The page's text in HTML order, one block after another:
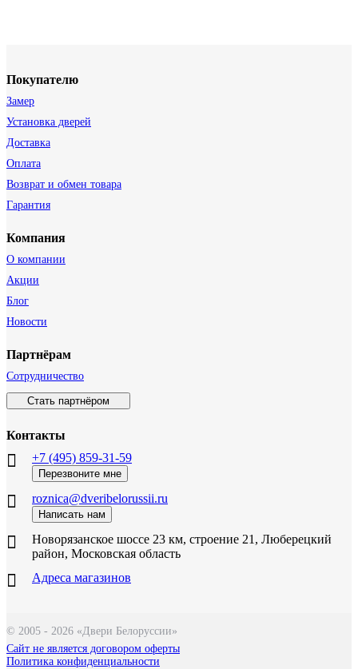
Покупателю
Замер
Установка дверей
Доставка
Оплата
Возврат и обмен товара
Гарантия
Компания
О компании
Акции
Блог
Новости
Партнёрам
Сотрудничество
Стать партнёром
Контакты
+7 (495) 859-31-59
Перезвоните мне
roznica@dveribelorussii.ru
Написать нам
Новорязанское шоссе 23 км, строение 21, Люберецкий
район, Московская область
Адреса магазинов
© 2005 - 2026 «Двери Белоруссии»
Сайт не является договором оферты
Политика конфиденциальности